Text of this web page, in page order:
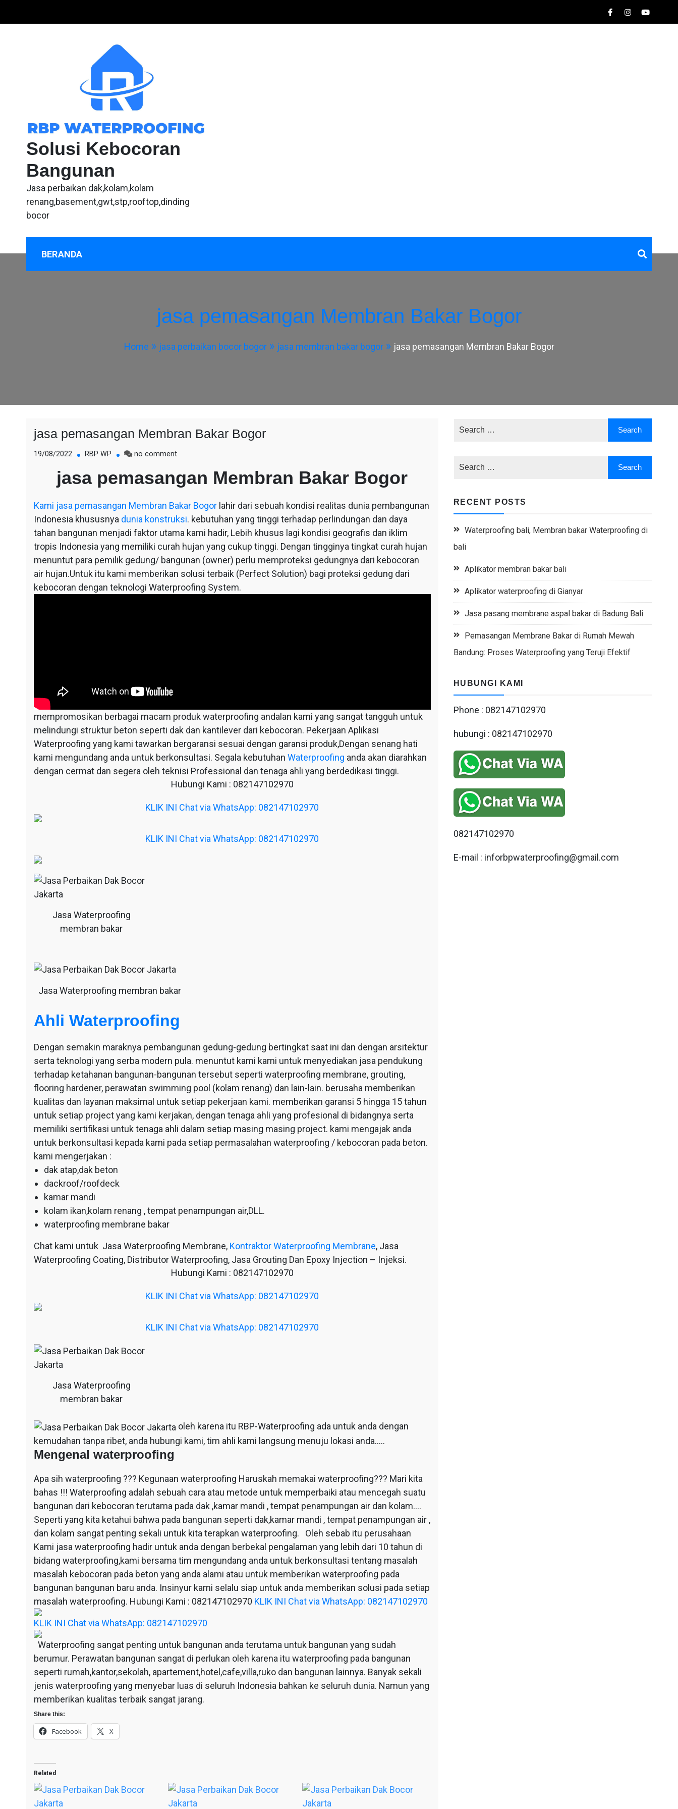
Solusi Kebocoran
Bangunan
Jasa perbaikan dak,kolam,kolam
renang,basement,gwt,stp,rooftop,dinding
bocor
BERANDA
jasa pemasangan Membran Bakar Bogor
Home jasa perbaikan bocor bogor jasa membran bakar bogor jasa pemasangan Membran Bakar Bogor
jasa pemasangan Membran Bakar Bogor
19/08/2022 RBP WP no commenton
pemasangan
Membran
Bogor
jasa pemasangan Membran Bakar Bogor
Kami jasa pemasangan Membran Bakar Bogor lahir dari sebuah kondisi realitas dunia pembangunan
Indonesia khususnya dunia konstruksi. kebutuhan yang tinggi terhadap perlindungan dan daya
tahan bangunan menjadi faktor utama kami hadir, Lebih khusus lagi kondisi geografis dan iklim
tropis Indonesia yang memiliki curah hujan yang cukup tinggi. Dengan tingginya tingkat curah hujan
menuntut para pemilik gedung/ bangunan (owner) perlu memproteksi gedungnya dari kebocoran
air hujan.Untuk itu kami memberikan solusi terbaik (Perfect Solution) bagi proteksi gedung dari
kebocoran dengan teknologi Waterproofing System.
mempromosikan berbagai macam produk waterproofing andalan kami yang sangat tangguh untuk
melindungi struktur beton seperti dak dan kantilever dari kebocoran. Pekerjaan Aplikasi
Waterproofing yang kami tawarkan bergaransi sesuai dengan garansi produk,Dengan senang hati
kami mengundang anda untuk berkonsultasi. Segala kebutuhan Waterproofing anda akan diarahkan
dengan cermat dan segera oleh teknisi Professional dan tenaga ahli yang berdedikasi tinggi.
Hubungi Kami : 082147102970
KLIK INI Chat via WhatsApp: 082147102970
KLIK INI Chat via WhatsApp: 082147102970
Jasa Waterproofing
membran bakar
Jasa Waterproofing membran bakar
Ahli Waterproofing
Dengan semakin maraknya pembangunan gedung-gedung bertingkat saat ini dan dengan arsitektur
serta teknologi yang serba modern pula. menuntut kami kami untuk menyediakan jasa pendukung
terhadap ketahanan bangunan-bangunan tersebut seperti waterproofing membrane, grouting,
flooring hardener, perawatan swimming pool (kolam renang) dan lain-lain. berusaha memberikan
kualitas dan layanan maksimal untuk setiap pekerjaan kami. memberikan garansi 5 hingga 15 tahun
untuk setiap project yang kami kerjakan, dengan tenaga ahli yang profesional di bidangnya serta
memiliki sertifikasi untuk tenaga ahli dalam setiap masing masing project. kami mengajak anda
untuk berkonsultasi kepada kami pada setiap permasalahan waterproofing / kebocoran pada beton.
kami mengerjakan :
dak atap,dak beton
dackroof/roofdeck
kamar mandi
kolam ikan,kolam renang , tempat penampungan air,DLL.
waterproofing membrane bakar
Chat kami untuk Jasa Waterproofing Membrane, Kontraktor Waterproofing Membrane, Jasa
Waterproofing Coating, Distributor Waterproofing, Jasa Grouting Dan Epoxy Injection – Injeksi.
Hubungi Kami : 082147102970
KLIK INI Chat via WhatsApp: 082147102970
KLIK INI Chat via WhatsApp: 082147102970
Jasa Waterproofing
membran bakar
oleh karena itu RBP-Waterproofing ada untuk anda dengan
kemudahan tanpa ribet, anda hubungi kami, tim ahli kami langsung menuju lokasi anda…..
Mengenal waterproofing
Apa sih waterproofing ??? Kegunaan waterproofing Haruskah memakai waterproofing??? Mari kita
bahas !!! Waterproofing adalah sebuah cara atau metode untuk memperbaiki atau mencegah suatu
bangunan dari kebocoran terutama pada dak ,kamar mandi , tempat penampungan air dan kolam….
Seperti yang kita ketahui bahwa pada bangunan seperti dak,kamar mandi , tempat penampungan air ,
dan kolam sangat penting sekali untuk kita terapkan waterproofing. Oleh sebab itu perusahaan
Kami jasa waterproofing hadir untuk anda dengan berbekal pengalaman yang lebih dari 10 tahun di
bidang waterproofing,kami bersama tim mengundang anda untuk berkonsultasi tentang masalah
masalah kebocoran pada beton yang anda alami atau untuk memberikan waterproofing pada
bangunan bangunan baru anda. Insinyur kami selalu siap untuk anda memberikan solusi pada setiap
masalah waterproofing. Hubungi Kami : 082147102970 KLIK INI Chat via WhatsApp: 082147102970
KLIK INI Chat via WhatsApp: 082147102970
Waterproofing sangat penting untuk bangunan anda terutama untuk bangunan yang sudah
berumur. Perawatan bangunan sangat di perlukan oleh karena itu waterproofing pada bangunan
seperti rumah,kantor,sekolah, apartement,hotel,cafe,villa,ruko dan bangunan lainnya. Banyak sekali
jenis waterproofing yang menyebar luas di seluruh Indonesia bahkan ke seluruh dunia. Namun yang
memberikan kualitas terbaik sangat jarang.
Share this:
Facebook X
Related
RECENT POSTS
Waterproofing bali, Membran bakar Waterproofing di
bali
Aplikator membran bakar bali
Aplikator waterproofing di Gianyar
Jasa pasang membrane aspal bakar di Badung Bali
Pemasangan Membrane Bakar di Rumah Mewah
Bandung: Proses Waterproofing yang Teruji Efektif
HUBUNGI KAMI
Phone : 082147102970
hubungi : 082147102970
082147102970
E-mail : inforbpwaterproofing@gmail.com